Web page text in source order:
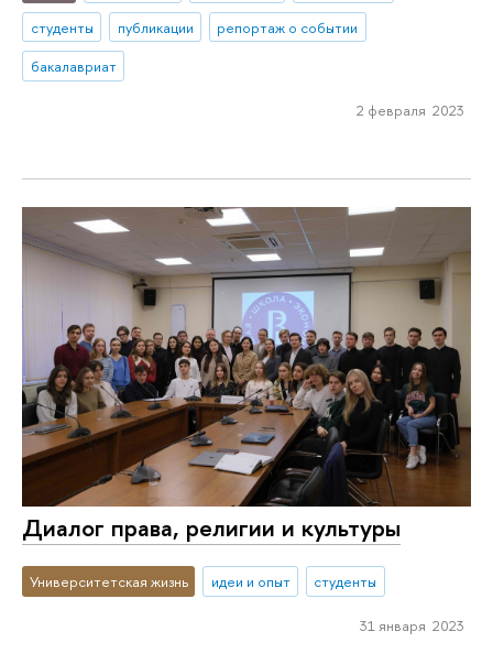
студенты
публикации
репортаж о событии
бакалавриат
2 февраля 2023
Диалог права, религии и культуры
Университетская жизнь идеи и опыт студенты
31 января 2023